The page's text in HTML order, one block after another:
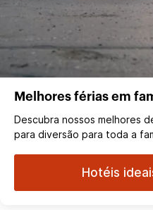
Melhores férias em
Descubra nossos melhores
para diversão para toda a
Hotéis